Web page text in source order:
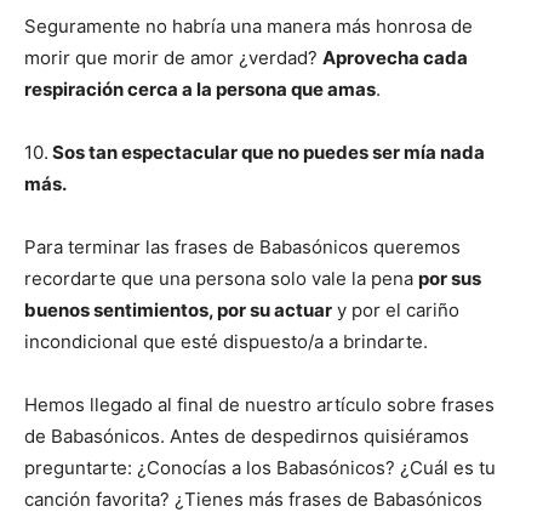
Seguramente no habría una manera más honrosa de
morir que morir de amor ¿verdad? Aprovecha cada
respiración cerca a la persona que amas.
10. Sos tan espectacular que no puedes ser mía nada
más.
Para terminar las frases de Babasónicos queremos
recordarte que una persona solo vale la pena por sus
buenos sentimientos, por su actuar y por el cariño
incondicional que esté dispuesto/a a brindarte.
Hemos llegado al final de nuestro artículo sobre frases
de Babasónicos. Antes de despedirnos quisiéramos
preguntarte: ¿Conocías a los Babasónicos? ¿Cuál es tu
canción favorita? ¿Tienes más frases de Babasónicos